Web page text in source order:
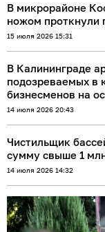
В микрорайоне
ножом проткнули
15 июля 2026 15:31
В Калининграде
подозреваемых в
бизнесменов на
14 июля 2026 20:43
Чистильщик
сумму свыше 1
14 июля 2026 14:32